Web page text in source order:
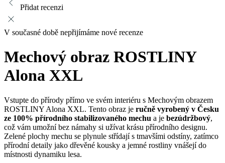
Přidat recenzi
V současné době nepřijímáme nové recenze
Mechový obraz ROSTLINY
Alona XXL
Vstupte do přírody přímo ve svém interiéru s Mechovým obrazem
ROSTLINY Alona XXL. Tento obraz je ručně vyrobený v Česku
ze 100% přírodního stabilizovaného mechu a je bezúdržbový,
což vám umožní bez námahy si užívat krásu přírodního designu.
Zelené plochy mechu se plynule střídají s tmavšími odstíny, zatímco
přírodní detaily jako dřevěné kousky a jemné rostliny vnášejí do
místnosti dynamiku lesa.